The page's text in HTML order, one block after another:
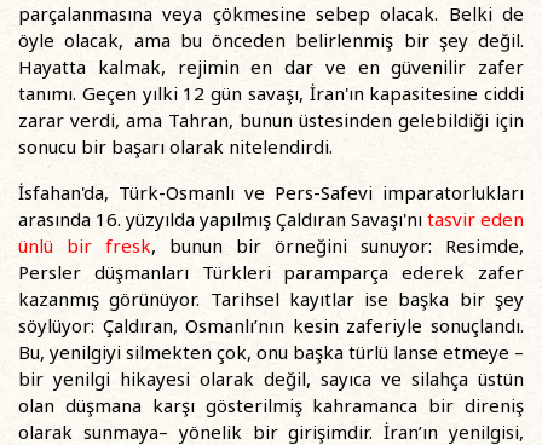
parçalanmasına veya çökmesine sebep olacak. Belki de
öyle olacak, ama bu önceden belirlenmiş bir şey değil.
Hayatta kalmak, rejimin en dar ve en güvenilir zafer
tanımı. Geçen yılki 12 gün savaşı, İran'ın kapasitesine ciddi
zarar verdi, ama Tahran, bunun üstesinden gelebildiği için
sonucu bir başarı olarak nitelendirdi.
İsfahan'da, Türk-Osmanlı ve Pers-Safevi imparatorlukları
arasında 16. yüzyılda yapılmış Çaldıran Savaşı'nı tasvir eden
ünlü bir fresk, bunun bir örneğini sunuyor: Resimde,
Persler düşmanları Türkleri paramparça ederek zafer
kazanmış görünüyor. Tarihsel kayıtlar ise başka bir şey
söylüyor: Çaldıran, Osmanlı’nın kesin zaferiyle sonuçlandı.
Bu, yenilgiyi silmekten çok, onu başka türlü lanse etmeye –
bir yenilgi hikayesi olarak değil, sayıca ve silahça üstün
olan düşmana karşı gösterilmiş kahramanca bir direniş
olarak sunmaya– yönelik bir girişimdir. İran’ın yenilgisi,